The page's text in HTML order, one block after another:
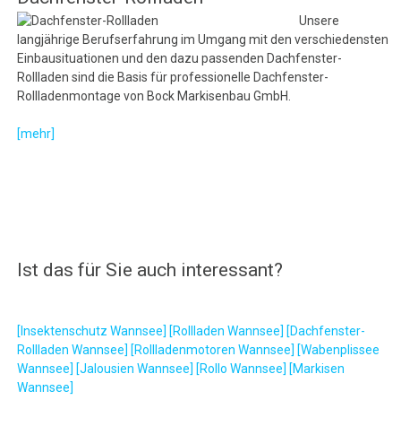
Unsere
langjährige Berufserfahrung im Umgang mit den verschiedensten
Einbausituationen und den dazu passenden Dachfenster-
Rollladen sind die Basis für professionelle Dachfenster-
Rollladenmontage von Bock Markisenbau GmbH.
[mehr]
Ist das für Sie auch interessant?
[Insektenschutz Wannsee] [Rollladen Wannsee] [Dachfenster-
Rollladen Wannsee] [Rollladenmotoren Wannsee] [Wabenplissee
Wannsee] [Jalousien Wannsee] [Rollo Wannsee] [Markisen
Wannsee]